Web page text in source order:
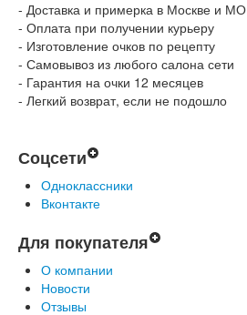
- Доставка и примерка в Москве и МО
- Оплата при получении курьеру
- Изготовление очков по рецепту
- Самовывоз из любого салона сети
- Гарантия на очки 12 месяцев
- Легкий возврат, если не подошло
Соцсети
Одноклассники
Вконтакте
Для покупателя
О компании
Новости
Отзывы